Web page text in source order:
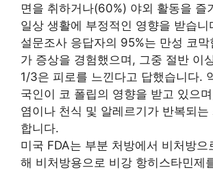
면을 취하거나(60%) 야외 활동을 즐
일상 생활에 부정적인 영향을 받습니
설문조사 응답자의 95%는 만성 코
가 증상을 경험했으며, 그중 절반 이
1/3은 피로를 느낀다고 답했습니다.
국인이 코 폴립의 영향을 받고 있으
염이나 천식 및 알레르기가 반복되는
합니다.
미국 FDA는 부분 처방에서 비처방으
해 비처방용으로 비강 항히스타민제